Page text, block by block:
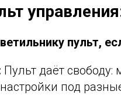
пульт,
Пульт даёт свободу:
под